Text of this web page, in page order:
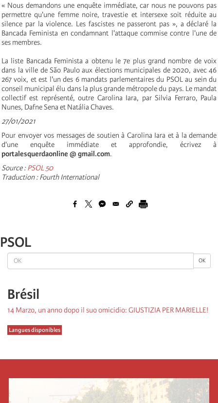
OK OK
Brésil
14 Marzo, un anno dopo il suo omicidio: GIUSTIZIA PER MARIELLE!
Langues disponibles
« Nous demandons une enquête immédiate, car nous ne pouvons pas
permettre qu'une femme noire, travestie et intersexe soit réduite au
silence par la violence. Les fascistes ne passeront pas », a déclaré la
Bancada Feminista en condamnant l'attaque commise contre l'une de
ses membres.
La liste Bancada Feminista a obtenu le 7e plus grand nombre de voix
dans la ville de São Paulo aux élections municipales de 2020, avec 46
267 voix, et est l'un des 6 mandats parlementaires du PSOL au sein du
conseil municipal élu dans la plus grande métropole du pays. Le mandat
collectif est représenté, outre Carolina Iara, par Silvia Ferraro, Paula
Nunes, Dafne Sena et Natália Chaves.
27/01/2021
Pour envoyer vos messages de soutien à Carolina Iara et à la demande
d'une enquête immédiate et approfondie, écrivez à
portalesquerdaonline @ gmail.com.
Source :PSOL 50
Traduction : Fourth International
PSOL